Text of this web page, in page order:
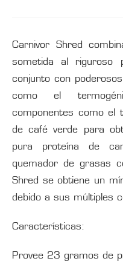
Carnivor Shred
sometida al riguroso
conjunto con
como el
componentes como el
de café verde para
pura proteína de
quemador de grasas
Shred se obtiene un
debido a sus múltiples
Características:
Provee 23 gramos de